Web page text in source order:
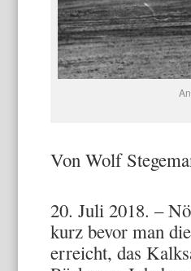
Von Wolf
20. Juli 2018. –
kurz bevor man
erreicht, das